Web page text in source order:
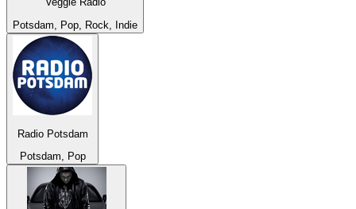
Potsdam, Pop, Rock, Indie
Radio Potsdam
Potsdam, Pop